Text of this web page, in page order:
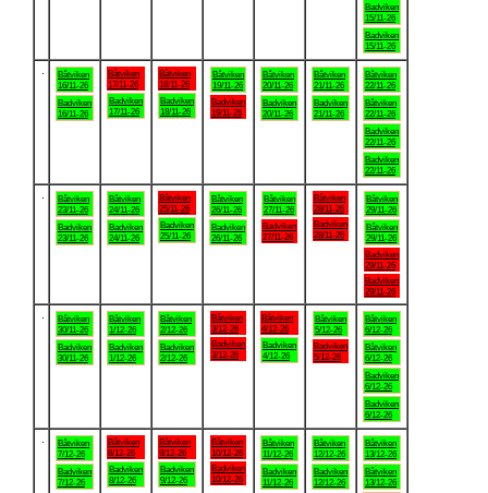
Badviken
15/11-26
Badviken
15/11-26
Båtviken
16/11-26
Badviken
16/11-26
Båtviken
17/11-26
Badviken
17/11-26
Båtviken
18/11-26
Badviken
18/11-26
Båtviken
19/11-26
Badviken
19/11-26
Båtviken
20/11-26
Badviken
20/11-26
Båtviken
21/11-26
Badviken
21/11-26
Båtviken
22/11-26
Båtviken
22/11-26
Badviken
22/11-26
Badviken
22/11-26
Båtviken
23/11-26
Badviken
23/11-26
Båtviken
24/11-26
Badviken
24/11-26
Båtviken
25/11-26
Badviken
25/11-26
Båtviken
26/11-26
Badviken
26/11-26
Båtviken
27/11-26
Badviken
27/11-26
Båtviken
28/11-26
Badviken
28/11-26
Båtviken
29/11-26
Båtviken
29/11-26
Badviken
29/11-26
Badviken
29/11-26
Båtviken
30/11-26
Badviken
30/11-26
Båtviken
1/12-26
Badviken
1/12-26
Båtviken
2/12-26
Badviken
2/12-26
Båtviken
3/12-26
Badviken
3/12-26
Båtviken
4/12-26
Badviken
4/12-26
Båtviken
5/12-26
Badviken
5/12-26
Båtviken
6/12-26
Båtviken
6/12-26
Badviken
6/12-26
Badviken
6/12-26
Båtviken
7/12-26
Badviken
7/12-26
Båtviken
8/12-26
Badviken
8/12-26
Båtviken
9/12-26
Badviken
9/12-26
Båtviken
10/12-26
Badviken
10/12-26
Båtviken
11/12-26
Badviken
11/12-26
Båtviken
12/12-26
Badviken
12/12-26
Båtviken
13/12-26
Båtviken
13/12-26